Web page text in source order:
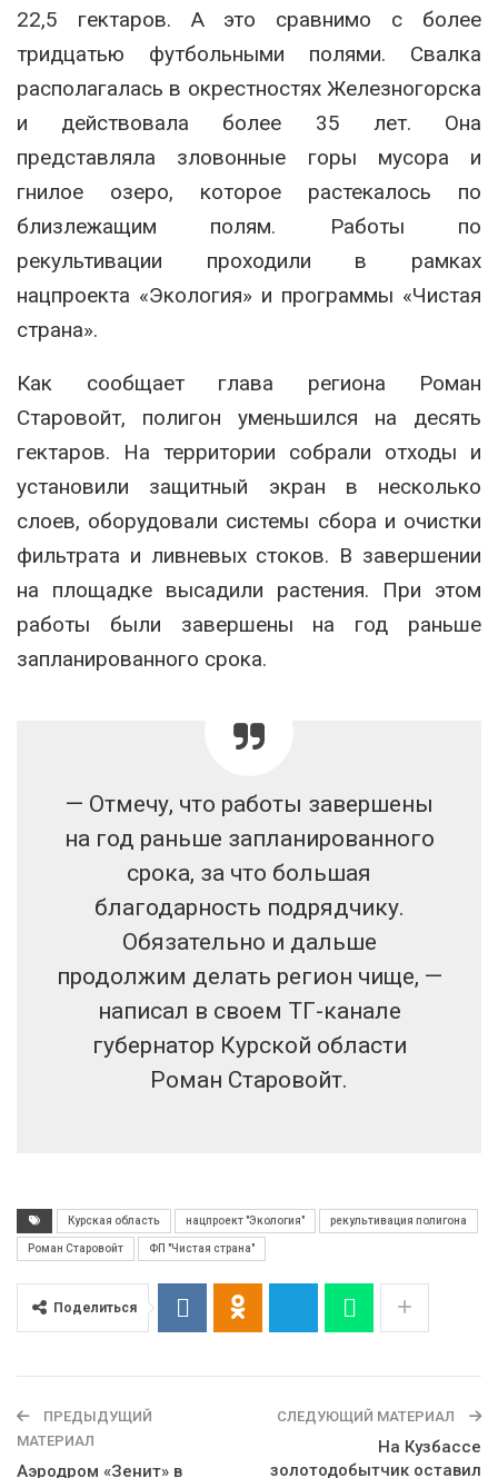
22,5 гектаров. А это сравнимо с более
тридцатью футбольными полями. Свалка
располагалась в окрестностях Железногорска
и действовала более 35 лет. Она
представляла зловонные горы мусора и
гнилое озеро, которое растекалось по
близлежащим полям. Работы по
рекультивации проходили в рамках
нацпроекта «Экология» и программы «Чистая
страна».
Как сообщает глава региона Роман
Старовойт, полигон уменьшился на десять
гектаров. На территории собрали отходы и
установили защитный экран в несколько
слоев, оборудовали системы сбора и очистки
фильтрата и ливневых стоков. В завершении
на площадке высадили растения. При этом
работы были завершены на год раньше
запланированного срока.
— Отмечу, что работы завершены
на год раньше запланированного
срока, за что большая
благодарность подрядчику.
Обязательно и дальше
продолжим делать регион чище, —
написал в своем ТГ-канале
губернатор Курской области
Роман Старовойт.
Курская область нацпроект "Экология" рекультивация полигона
Роман Старовойт ФП "Чистая страна"
Поделиться
ПРЕДЫДУЩИЙ
МАТЕРИАЛ
Аэродром «Зенит» в
СЛЕДУЮЩИЙ МАТЕРИАЛ
На Кузбассе
золотодобытчик оставил